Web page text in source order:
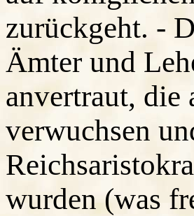
zurückgeht. -
Ämter und
anvertraut, die
verwuchsen
wurden (was